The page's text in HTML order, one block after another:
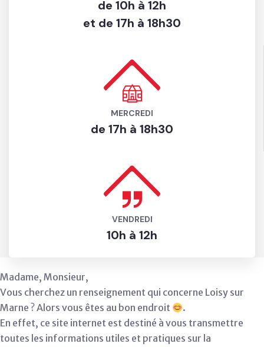
de 10h à 12h
et de 17h à 18h30
MERCREDI
de 17h à 18h30
VENDREDI
10h à 12h
Madame, Monsieur,
Vous cherchez un renseignement qui concerne Loisy sur
Marne ? Alors vous êtes au bon endroit
.
En effet, ce site internet est destiné à vous transmettre
toutes les informations utiles et pratiques sur la